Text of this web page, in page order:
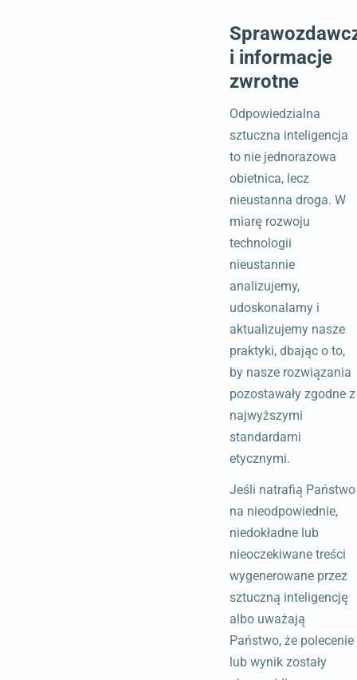
i informacje
zwrotne
Odpowiedzialna
sztuczna inteligencja
to nie jednorazowa
obietnica, lecz
nieustanna droga. W
miarę rozwoju
technologii
nieustannie
analizujemy,
udoskonalamy i
aktualizujemy nasze
praktyki, dbając o to,
by nasze rozwiązania
pozostawały zgodne z
najwyższymi
standardami
etycznymi.
Jeśli natrafią Państwo
na nieodpowiednie,
niedokładne lub
nieoczekiwane treści
wygenerowane przez
sztuczną inteligencję
albo uważają
Państwo, że polecenie
lub wynik zostały